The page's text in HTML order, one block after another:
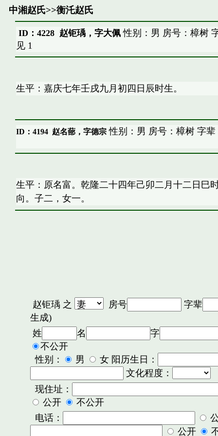
中湘赵氏>>衡汑赵氏
ID：4228 赵钜瑀，字大佩性别：男 房号：樟树
见 1
生平：嘉庆七年壬戌九月初四日辰时生。
ID：4194 赵名蔀，字德宗性别：男 房号：樟树 字辈
生平：原名富。乾隆二十四年己卯二月十二日巳
向。子二，女一。
赵钜瑀 之 房号
字辈
生成)
姓
名
字
不公开
性别：
男
女 阳历生日：
文化程度：
现住址：
公开
不公开
电话：
公开